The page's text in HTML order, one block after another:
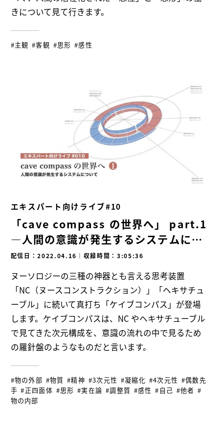
きについて見て行きます。
#主観 #客観 #思形 #感性
エキスパート向けライブ#10
「cave compass の世界へ」 part.1
―人間の意識が発生するシステムにつ
いて―
配信日：2022.04.16 ｜ 収録時間：3:05:36
ヌーソロジーの三種の神器とも言える思考装置
「NC（ヌースコンストラクション）」「ヘキサチュ
ーブル」に続いて真打ち「ケイブコンパス」が登場
します。ケイブコンパスは、NC やヘキサチューブル
で見てきた次元構成を、意識の流れの中で見るため
の羅針盤のようなものだと言います。
#物の外部 #物質 #精神 #3次元性 #凝縮化 #4次元性 #偶数先
手 #正四面体 #思形 #実在論 #調整質 #感性 #自己 #他者 #
物の内部